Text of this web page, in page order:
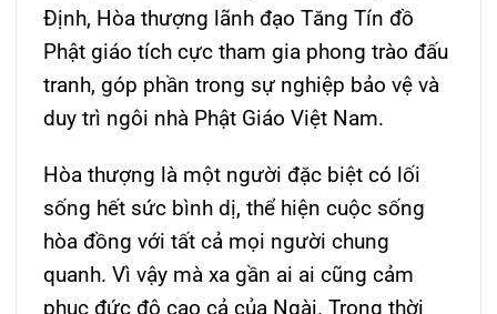
Định, Hòa thượng lãnh đạo Tăng Tín đồ
Phật giáo tích cực tham gia phong trào đấu
tranh, góp phần trong sự nghiệp bảo vệ và
duy trì ngôi nhà Phật Giáo Việt Nam.
Hòa thượng là một người đặc biệt có lối
sống hết sức bình dị, thể hiện cuộc sống
hòa đồng với tất cả mọi người chung
quanh. Vì vậy mà xa gần ai ai cũng cảm
phục đức độ cao cả của Ngài. Trong thời